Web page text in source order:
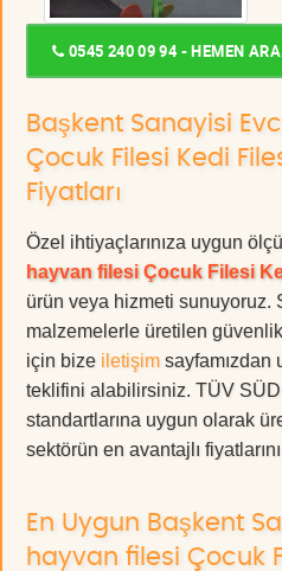
0545 240 09 94 - HEMEN ARA
Başkent Sanayisi
Çocuk Filesi Kedi
Fiyatları
Özel ihtiyaçlarınıza uygun
hayvan filesi Çocuk Filesi
ürün veya hizmeti sunuyoruz.
malzemelerle üretilen
için bize iletişim sayfamızdan
teklifini alabilirsiniz. TÜV
standartlarına uygun olarak
sektörün en avantajlı
En Uygun Başkent
hayvan filesi Çocuk